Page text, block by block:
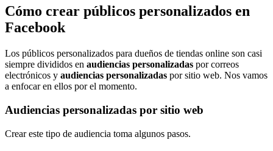
Cómo crear públicos personalizados en
Facebook
Los públicos personalizados para dueños de tiendas online son casi
siempre divididos en audiencias personalizadas por correos
electrónicos y audiencias personalizadas por sitio web. Nos vamos
a enfocar en ellos por el momento.
Audiencias personalizadas por sitio web
Crear este tipo de audiencia toma algunos pasos.